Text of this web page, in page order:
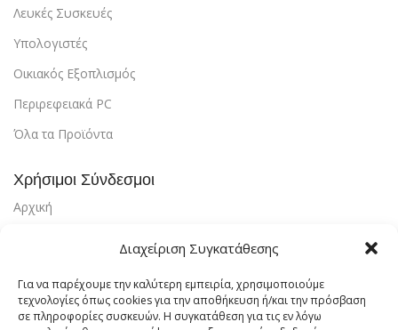
Διαχείριση Συγκατάθεσης
Για να παρέχουμε την καλύτερη εμπειρία, χρησιμοποιούμε
τεχνολογίες όπως cookies για την αποθήκευση ή/και την πρόσβαση
σε πληροφορίες συσκευών. Η συγκατάθεση για τις εν λόγω
Λευκές Συσκευές
Υπολογιστές
Οικιακός Εξοπλισμός
Περιρεφειακά PC
Όλα τα Προϊόντα
Χρήσιμοι Σύνδεσμοι
Αρχική
Τρόποι Πληρωμής